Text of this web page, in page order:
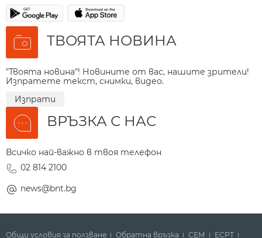
ТВОЯТА НОВИНА
"Твоята новина"! Новините от вас, нашите зрители!
Изпратете текст, снимки, видео.
Изпрати
ВРЪЗКА С НАС
Всичко най-важно в твоя телефон
02 814 2100
news@bnt.bg
Общи условия за ползване Обратна връзка СЕМ ECPT